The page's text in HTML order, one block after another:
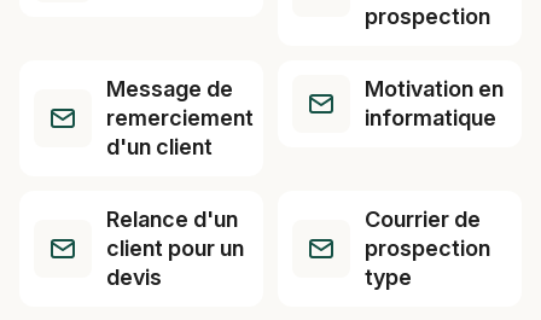
prospection
Message de
remerciement
d'un client
Motivation en
informatique
Relance d'un
client pour un
devis
Courrier de
prospection
type